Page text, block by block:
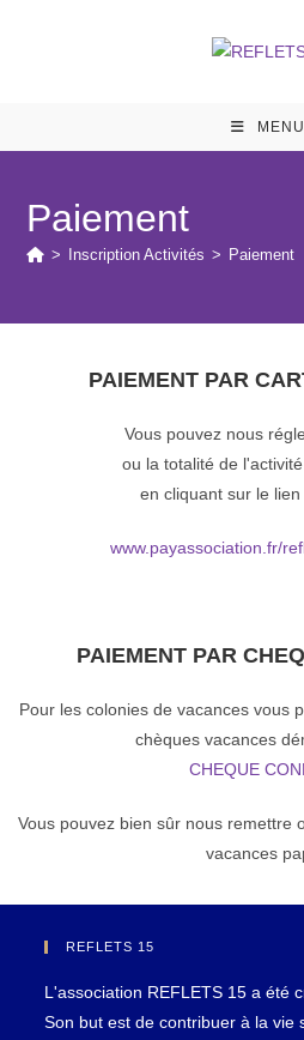
MENU
Paiement
> Inscription Activités > Paiement
PAIEMENT PAR
Vous pouvez nous
ou la totalité de
en cliquant sur le
www.payassociation.fr/
PAIEMENT PAR
Pour les colonies de vacances vous
chèques vacances
CHEQUE
Vous pouvez bien sûr nous remettre
vacances
REFLETS 15
L'association REFLETS 15 a été
Son but est de contribuer à la vie